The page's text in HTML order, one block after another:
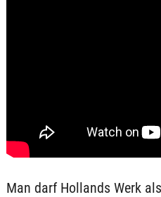
Man darf Hollands Werk